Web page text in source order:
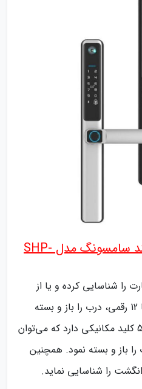
قفل دیجیتال هوشمند سامسونگ مدل SHP-
تا 20 عدد کارت را شناسایی کرده و یا از
طریق وارد کردن رمز ورود 4 تا 12 رقمی، درب را باز و بسته
نماید. علاوه بر این، این قفل 5 کلید مکانیکی دارد که می‌توان
باز و بسته نمود. همچنین